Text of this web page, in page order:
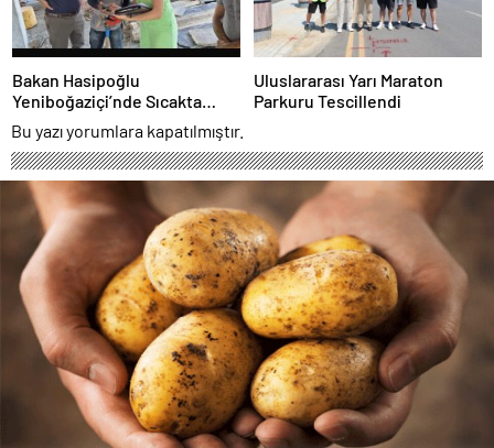
Bakan Hasipoğlu
Yeniboğaziçi’nde Sıcakta
Çalışma Yasağı Denetimlerine
Katıldı
Uluslararası Yarı Maraton
Parkuru Tescillendi
Bu yazı yorumlara kapatılmıştır.